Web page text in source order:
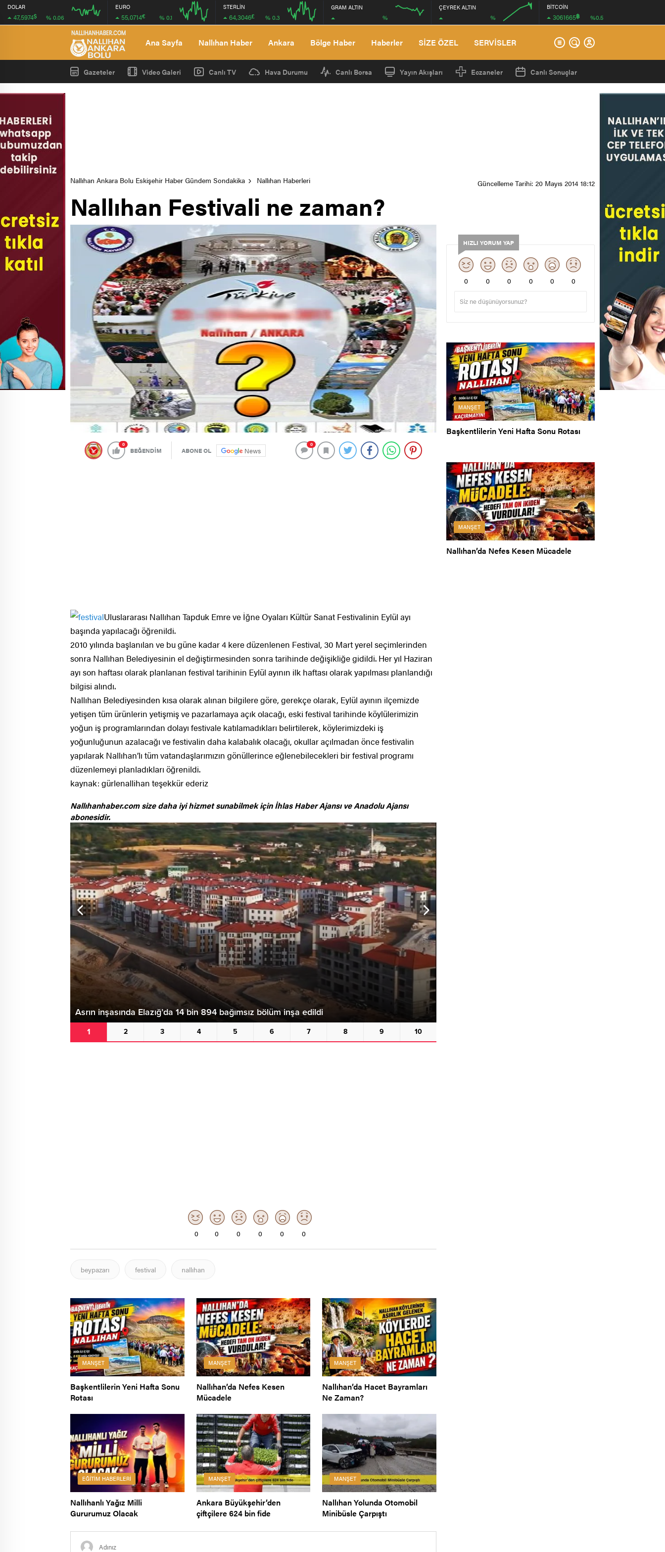
DOLAR
47,5974$ % 0.06
12:00
EURO
55,0714€ % 0.1
STERLİN
64,3046£ % 0.3
GRAM ALTIN
%
ÇEYREK ALTIN
%
BİTCOİN
3061665฿ %0.5
Ana Sayfa Nallıhan Haber Ankara Bölge Haber Haberler SİZE ÖZEL SERVİSLER
Gazeteler Video Galeri Canlı TV Hava Durumu Canlı Borsa Yayın Akışları Eczaneler Canlı Sonuçlar
Nallıhan Ankara Bolu Eskişehir Haber Gündem Sondakika Nallıhan Haberleri Güncelleme Tarihi: 20 Mayıs 2014 18:12
Nallıhan Festivali ne zaman?
0
BEĞENDİM ABONE OL News
0
Uluslararası Nallıhan Tapduk Emre ve İğne Oyaları Kültür Sanat Festivalinin Eylül ayı
başında yapılacağı öğrenildi.
2010 yılında başlanılan ve bu güne kadar 4 kere düzenlenen Festival, 30 Mart yerel seçimlerinden
sonra Nallıhan Belediyesinin el değiştirmesinden sonra tarihinde değişikliğe gidildi. Her yıl Haziran
ayı son haftası olarak planlanan festival tarihinin Eylül ayının ilk haftası olarak yapılması planlandığı
bilgisi alındı.
Nallıhan Belediyesinden kısa olarak alınan bilgilere göre, gerekçe olarak, Eylül ayının ilçemizde
yetişen tüm ürünlerin yetişmiş ve pazarlamaya açık olacağı, eski festival tarihinde köylülerimizin
yoğun iş programlarından dolayı festivale katılamadıkları belirtilerek, köylerimizdeki iş
yoğunluğunun azalacağı ve festivalin daha kalabalık olacağı, okullar açılmadan önce festivalin
yapılarak Nallıhan’lı tüm vatandaşlarımızın gönüllerince eğlenebilecekleri bir festival programı
düzenlemeyi planladıkları öğrenildi.
kaynak: gürlenallihan teşekkür ederiz
Nallıhanhaber.com size daha iyi hizmet sunabilmek için İhlas Haber Ajansı ve Anadolu Ajansı
abonesidir.
0 0 0 0 0 0
beypazarı festival nallıhan
MANŞET
Başkentlilerin Yeni Hafta Sonu
Rotası
MANŞET
Nallıhan’da Nefes Kesen
Mücadele
MANŞET
Nallıhan’da Hacet Bayramları
Ne Zaman?
EĞITIM HABERLERI
Nallıhanlı Yağız Milli
Gururumuz Olacak
MANŞET
Ankara Büyükşehir’den
çiftçilere 624 bin fide
MANŞET
Nallıhan Yolunda Otomobil
Minibüsle Çarpıştı
HIZLI YORUM YAP
0 0 0 0 0 0
MANŞET
Başkentlilerin Yeni Hafta Sonu Rotası
MANŞET
Nallıhan’da Nefes Kesen Mücadele